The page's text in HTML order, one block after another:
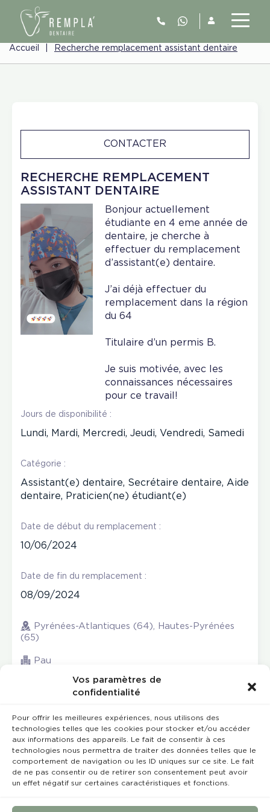
Vos paramètres de
confidentialité
Pour offrir les meilleures expériences, nous utilisons des
technologies telles que les cookies pour stocker et/ou accéder
aux informations des appareils. Le fait de consentir à ces
technologies nous permettra de traiter des données telles que le
comportement de navigation ou les ID uniques sur ce site. Le fait
de ne pas consentir ou de retirer son consentement peut avoir
un effet négatif sur certaines caractéristiques et fonctions.
Accueil Recherche remplacement assistant dentaire
RECHERCHE REMPLACEMENT
ASSISTANT DENTAIRE
CONTACTER
Bonjour actuellement
étudiante en 4 eme année de
dentaire, je cherche à
effectuer du remplacement
d’assistant(e) dentaire.
J’ai déjà effectuer du
remplacement dans la région
du 64
Titulaire d’un permis B.
Je suis motivée, avec les
connaissances nécessaires
pour ce travail!
Jours de disponibilité :
Lundi, Mardi, Mercredi, Jeudi, Vendredi, Samedi
Catégorie :
Assistant(e) dentaire, Secrétaire dentaire, Aide
dentaire, Praticien(ne) étudiant(e)
Date de début du remplacement :
10/06/2024
Date de fin du remplacement :
08/09/2024
Pyrénées-Atlantiques (64), Hautes-Pyrénées
(65)
Pau
Rempla’Dentaire © 2023 Tous droits réservés